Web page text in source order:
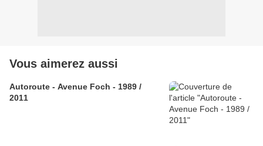
Vous aimerez aussi
Autoroute - Avenue Foch - 1989 /
2011